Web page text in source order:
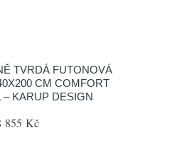
TVRDÁ FUTONOVÁ
CM COMFORT
– KARUP DESIGN
855 Kč